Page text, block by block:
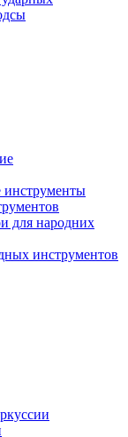
для народних
инструментов